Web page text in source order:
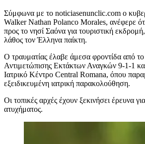
Σύμφωνα με το noticiasenunclic.com ο
Walker Nathan Polanco Morales, ανέφερε
προς το νησί Σαόνα για τουριστική
λάθος τον Έλληνα παίκτη.
Ο τραυματίας έλαβε άμεσα φροντίδα από
Αντιμετώπισης Εκτάκτων Αναγκών 9-1-1
Ιατρικό Κέντρο Central Romana, όπου
εξειδικευμένη ιατρική παρακολούθηση.
Οι τοπικές αρχές έχουν ξεκινήσει έρευνα
ατυχήματος.